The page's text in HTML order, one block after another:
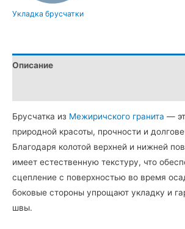
Укладка брусчатки
Описание
Брусчатка из Межиричского гранита —
природной красоты, прочности и
Благодаря колотой верхней и нижней
имеет естественную текстуру, что
сцепление с поверхностью во время
боковые стороны упрощают укладку и
швы.